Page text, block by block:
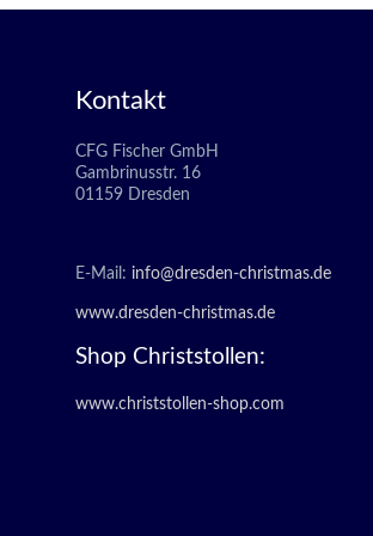
Kontakt
CFG Fischer GmbH
Gambrinusstr. 16
01159 Dresden
E-Mail: info@dresden-christmas.de
www.dresden-christmas.de
Shop Christstollen:
www.christstollen-shop.com